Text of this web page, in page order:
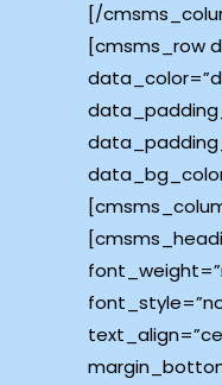
[/
[cmsms_row